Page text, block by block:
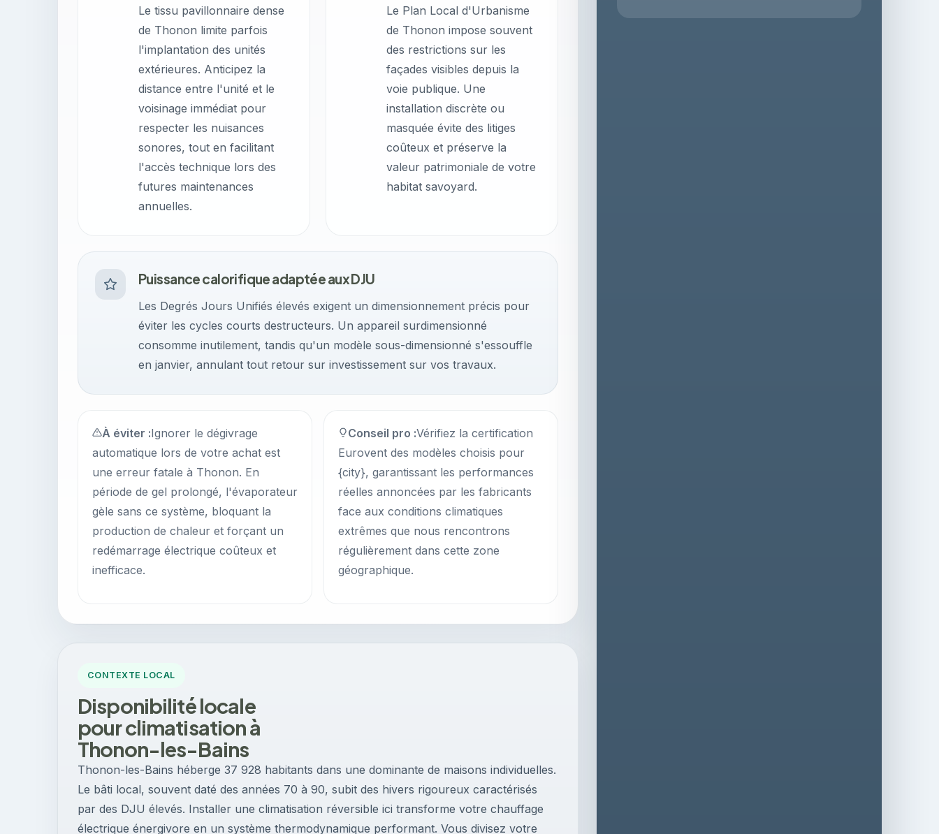
Le tissu pavillonnaire dense
de Thonon limite parfois
l'implantation des unités
extérieures. Anticipez la
distance entre l'unité et le
voisinage immédiat pour
respecter les nuisances
sonores, tout en facilitant
l'accès technique lors des
futures maintenances
annuelles.
Le Plan Local d'Urbanisme
de Thonon impose souvent
des restrictions sur les
façades visibles depuis la
voie publique. Une
installation discrète ou
masquée évite des litiges
coûteux et préserve la
valeur patrimoniale de votre
habitat savoyard.
Puissance calorifique adaptée aux DJU
Les Degrés Jours Unifiés élevés exigent un dimensionnement précis pour
éviter les cycles courts destructeurs. Un appareil surdimensionné
consomme inutilement, tandis qu'un modèle sous-dimensionné s'essouffle
en janvier, annulant tout retour sur investissement sur vos travaux.
À éviter :Ignorer le dégivrage
automatique lors de votre achat est
une erreur fatale à Thonon. En
période de gel prolongé, l'évaporateur
gèle sans ce système, bloquant la
production de chaleur et forçant un
redémarrage électrique coûteux et
inefficace.
Conseil pro :Vérifiez la certification
Eurovent des modèles choisis pour
{city}, garantissant les performances
réelles annoncées par les fabricants
face aux conditions climatiques
extrêmes que nous rencontrons
régulièrement dans cette zone
géographique.
CONTEXTE LOCAL
Disponibilité locale
pour climatisation à
Thonon-les-Bains
Thonon-les-Bains héberge 37 928 habitants dans une dominante de maisons individuelles.
Le bâti local, souvent daté des années 70 à 90, subit des hivers rigoureux caractérisés
par des DJU élevés. Installer une climatisation réversible ici transforme votre chauffage
électrique énergivore en un système thermodynamique performant. Vous divisez votre